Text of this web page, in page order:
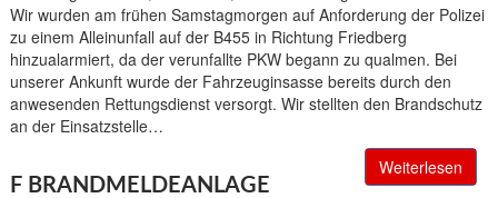
Wir wurden am frühen Samstagmorgen auf Anforderung der Polizei
zu einem Alleinunfall auf der B455 in Richtung Friedberg
hinzualarmiert, da der verunfallte PKW begann zu qualmen. Bei
unserer Ankunft wurde der Fahrzeuginsasse bereits durch den
anwesenden Rettungsdienst versorgt. Wir stellten den Brandschutz
an der Einsatzstelle…
Weiterlesen
F BRANDMELDEANLAGE